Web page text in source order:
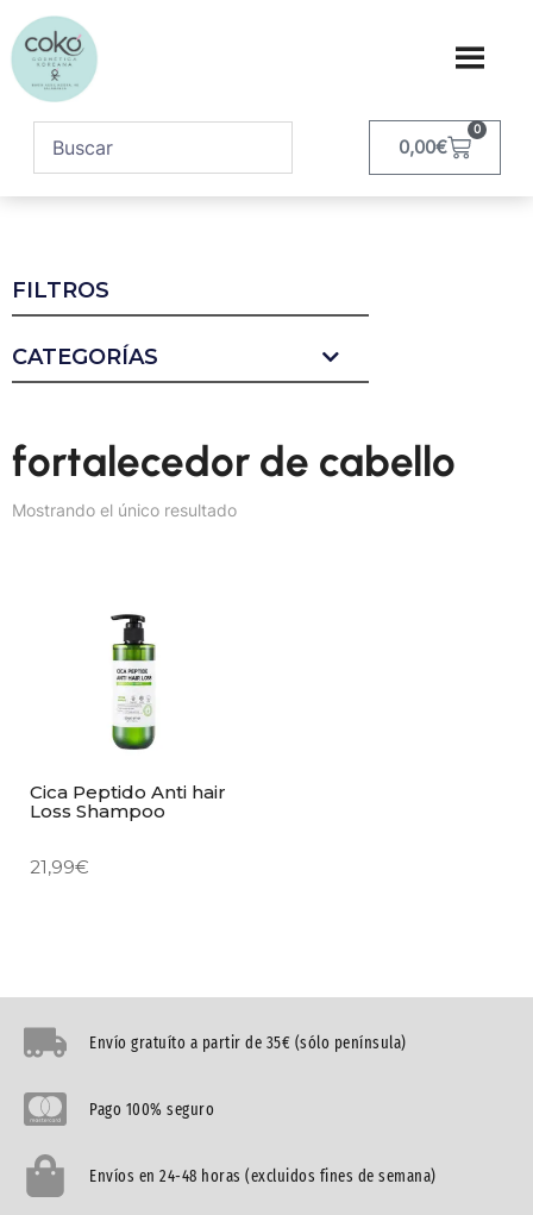
0,00€
0
FILTROS
CATEGORÍAS
fortalecedor de cabello
Mostrando el único resultado
Cica Peptido Anti hair
Loss Shampoo
21,99€
Envío gratuíto a partir de 35€ (sólo península)
Pago 100% seguro
Envíos en 24-48 horas (excluidos fines de semana)